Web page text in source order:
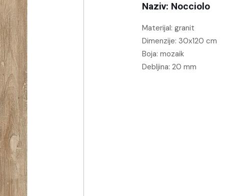
Naziv: Nocciolo
Materijal: granit
Dimenzije: 30x120 cm
Boja: mozaik
Debljina: 20 mm